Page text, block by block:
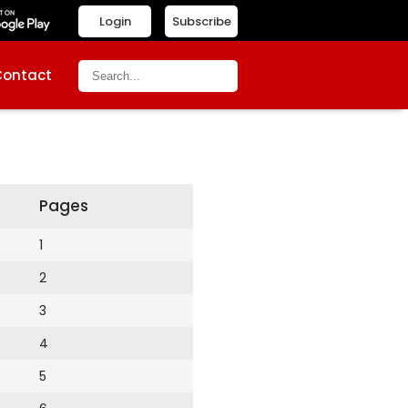
Subscribe
Login
Pages
1
2
3
4
5